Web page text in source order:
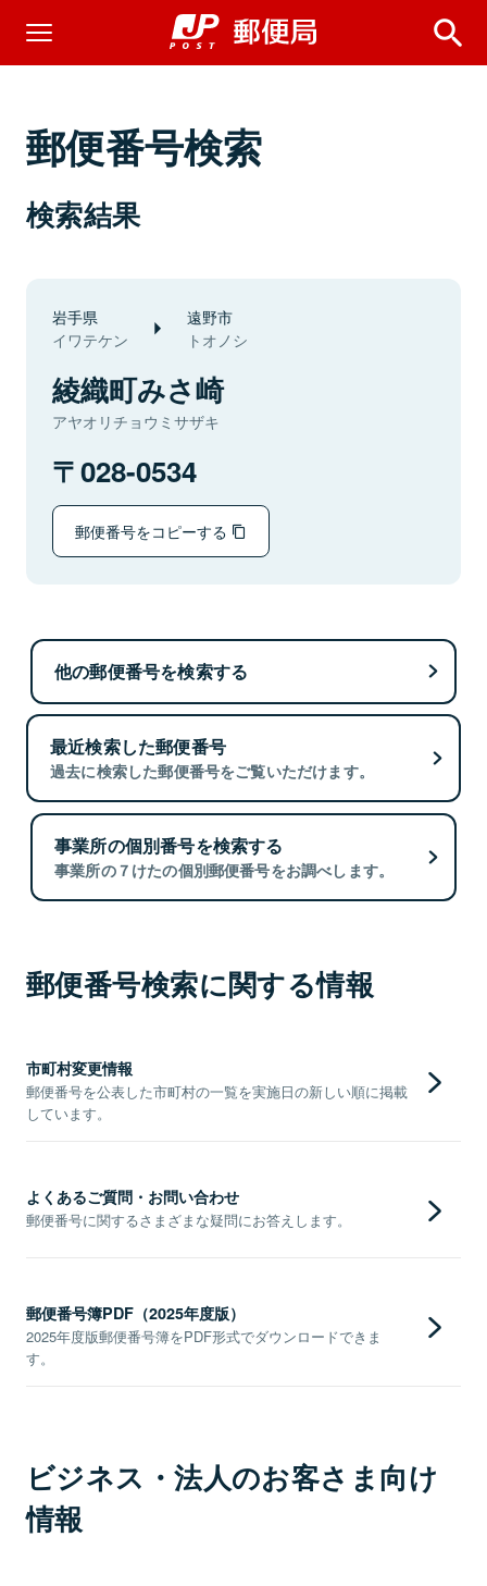
郵便番号検索
検索結果
岩手県
イワテケン
遠野市
トオノシ
綾織町みさ崎
アヤオリチョウミサザキ
028-0534
郵便番号をコピーする
他の郵便番号を検索する
最近検索した郵便番号
過去に検索した郵便番号をご覧いただけます。
事業所の個別番号を検索する
事業所の７けたの個別郵便番号をお調べします。
郵便番号検索に関する情報
市町村変更情報
郵便番号を公表した市町村の一覧を実施日の新しい順に掲載
しています。
よくあるご質問・お問い合わせ
郵便番号に関するさまざまな疑問にお答えします。
郵便番号簿PDF（2025年度版）
2025年度版郵便番号簿をPDF形式でダウンロードできま
す。
ビジネス・法人のお客さま向け
情報